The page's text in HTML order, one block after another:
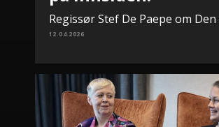
Regissør Stef De Paepe om
12.04.2026